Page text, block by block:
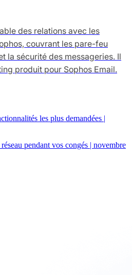
des relations avec les
couvrant les pare-feu
la sécurité des messageries. Il
produit pour Sophos Email.
les plus demandées |
pendant vos congés | novembre